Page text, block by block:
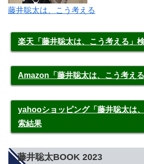
藤井聡太は、こう考える
楽天「藤井聡太は、こう考える」
Amazon「藤井聡太は、こう考え
yahooショッピング「藤井聡太は
索結果
藤井聡太BOOK 2023